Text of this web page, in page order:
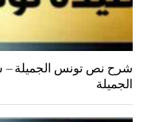
شرح نص تونس الجميلة
الجميلة